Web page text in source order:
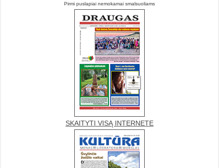
Pirmi puslapiai nemokamai smalsuoliams
SKAITYTI VISĄ INTERNETE